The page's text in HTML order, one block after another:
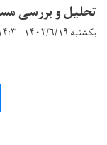
تحلیل و بررسی
یکشنبه ۱۴۰۲/۶/۱۹ - ۱۴:۳